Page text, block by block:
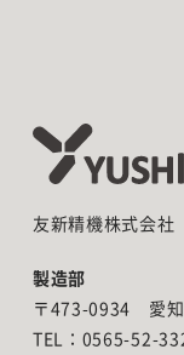
友新精機株式会社
製造部
〒473-0934 愛知
TEL：0565-52-